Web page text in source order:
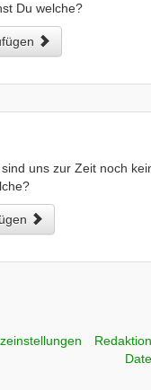
Du welche?
uns zur Zeit noch
Redaktion